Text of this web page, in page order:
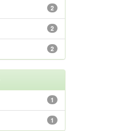
2
2
2
1
1